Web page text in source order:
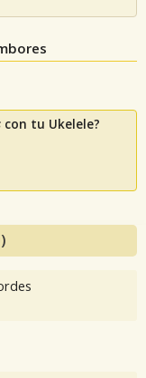
con tu Ukelele?